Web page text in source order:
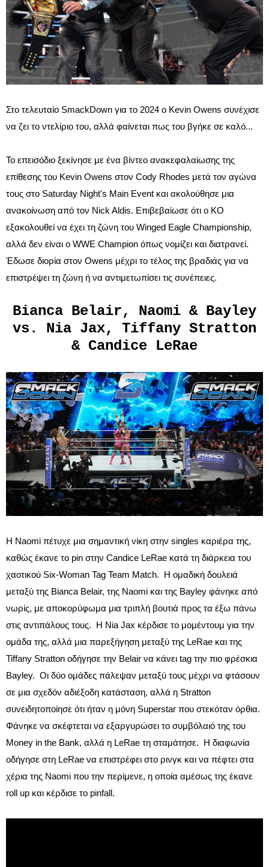
Στο τελευταίο SmackDown για το 2024 ο Kevin Owens συνέχισε
να ζει το ντελίριο του, αλλά φαίνεται πως του βγήκε σε καλό...
Το επεισόδιο ξεκίνησε με ένα βίντεο ανακεφαλαίωσης της
επίθεσης του Kevin Owens στον Cody Rhodes μετά τον αγώνα
τους στο Saturday Night's Main Event και ακολούθησε μια
ανακοίνωση από τον Nick Aldis. Επιβεβαίωσε ότι ο KO
εξακολουθεί να έχει τη ζώνη του Winged Eagle Championship,
αλλά δεν είναι ο WWE Champion όπως νομίζει και διατρανεί.
Έδωσε διορία στον Owens μέχρι το τέλος της βραδιάς για να
επιστρέψει τη ζώνη ή να αντιμετωπίσει τις συνέπειες.
Bianca Belair, Naomi & Bayley
vs. Nia Jax, Tiffany Stratton
& Candice LeRae
Η Naomi πέτυχε μια σημαντική νίκη στην singles καριέρα της,
καθώς έκανε το pin στην Candice LeRae κατά τη διάρκεια του
χαοτικού Six-Woman Tag Team Match. Η ομαδική δουλειά
μεταξύ της Bianca Belair, της Naomi και της Bayley φάνηκε από
νωρίς, με αποκορύφωμα μια τριπλή βουτιά προς τα έξω πάνω
στις αντιπάλους τους. Η Nia Jax κέρδισε το μομέντουμ για την
ομάδα της, αλλά μια παρεξήγηση μεταξύ της LeRae και της
Tiffany Stratton οδήγησε την Belair να κάνει tag την πιο φρέσκια
Bayley. Οι δύο ομάδες πάλεψαν μεταξύ τους μέχρι να φτάσουν
σε μια σχεδόν αδιέξοδη κατάσταση, αλλά η Stratton
συνειδητοποίησε ότι ήταν η μόνη Superstar που στεκόταν όρθια.
Φάνηκε να σκέφτεται να εξαργυρώσει το συμβόλαιό της του
Money in the Bank, αλλά η LeRae τη σταμάτησε. Η διαφωνία
οδήγησε στη LeRae να επιστρέφει στο ρινγκ και να πέφτει στα
χέρια της Naomi που την περίμενε, η οποία αμέσως της έκανε
roll up και κέρδισε το pinfall.